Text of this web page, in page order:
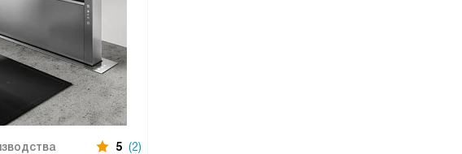
5 (2)